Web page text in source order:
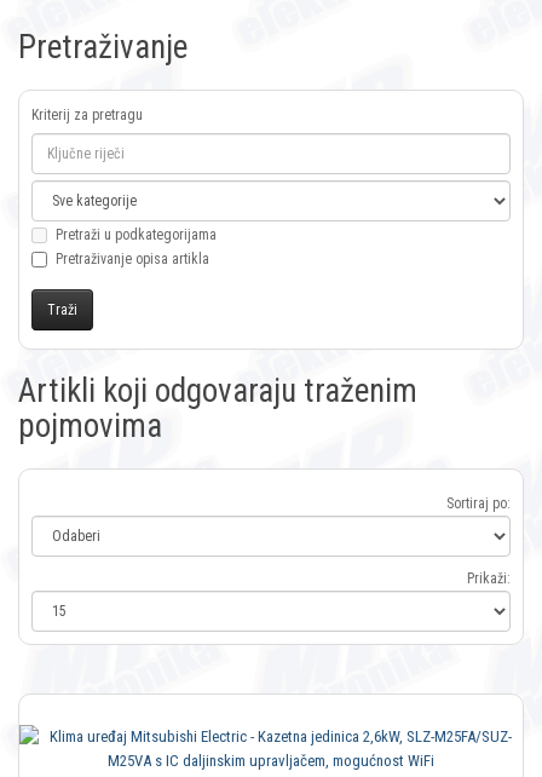
Pretraživanje
Kriterij za pretragu
Pretraži u podkategorijama
Pretraživanje opisa artikla
Artikli koji odgovaraju traženim
pojmovima
Sortiraj po:
Prikaži: